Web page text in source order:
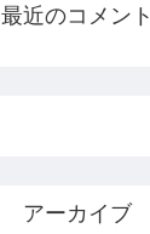
最近のコメント
アーカイブ